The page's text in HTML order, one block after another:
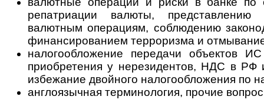
репатриации валюты,
валютным операциям, соблюдению
финансированием терроризма и
налогообложение передачи объектов
приобретения у нерезидентов, НДС в РФ
избежание двойного налогообложения по
англоязычная терминология, прочие